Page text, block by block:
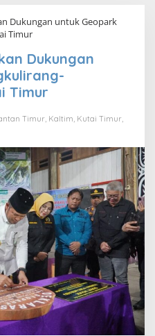
Dukungan untuk Geopark
Timur
Dukungan
Timur
Timur Kaltim Kutai Timur